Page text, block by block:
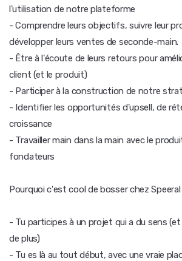
l'utilisation de notre plateforme
- Comprendre leurs objectifs, suivre leur
développer leurs ventes de seconde-main.
- Être à l'écoute de leurs retours pour
client (et le produit)
- Participer à la construction de notre
- Identifier les opportunités d'upsell, de
croissance
- Travailler main dans la main avec le
fondateurs
Pourquoi c'est cool de bosser chez Speeral
- Tu participes à un projet qui a du sens
de plus)
- Tu es là au tout début, avec une vraie